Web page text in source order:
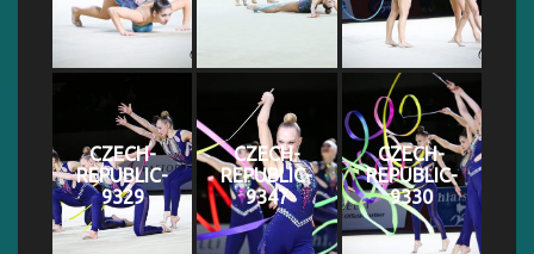
CZECH-
REPUBLIC-
9329
CZECH-
REPUBLIC-
9347
CZECH-
REPUBLIC-
9330